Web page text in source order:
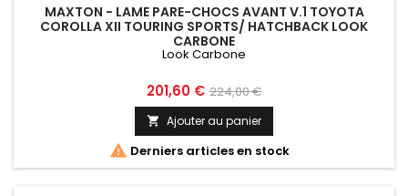
MAXTON - LAME PARE-CHOCS AVANT V.1 TOYOTA
COROLLA XII TOURING SPORTS/ HATCHBACK LOOK
CARBONE
Look Carbone
Prix
201,60 € Prix
base
224,00 €
 Ajouter au panier
 Derniers articles en stock